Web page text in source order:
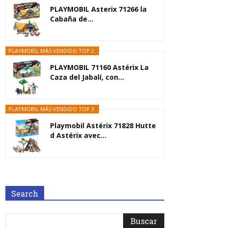
PLAYMOBIL Asterix 71266 la
Cabaña de...
PLAYMOBIL MÁS VENDIDO TOP 2
PLAYMOBIL 71160 Astérix La
Caza del Jabalí, con...
PLAYMOBIL MÁS VENDIDO TOP 3
Playmobil Astérix 71828 Hutte
d Astérix avec...
Search